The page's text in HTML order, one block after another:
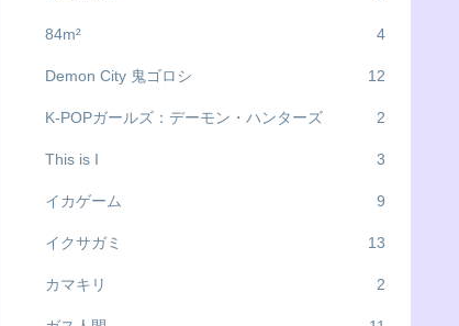
84m² 4
Demon City 鬼ゴロシ 12
K-POPガールズ：デーモン・ハンターズ 2
This is I 3
イカゲーム 9
イクサガミ 13
カマキリ 2